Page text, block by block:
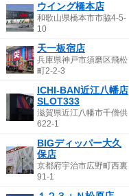
ウイング橋本店
和歌山県橋本市市脇4-5-
10
天一板宿店
兵庫県神戸市須磨区飛松
町2-2-3
ICHI-BAN近江八幡店
SLOT333
滋賀県近江八幡市千僧供
622-1
BIGディッパー大久
保店
京都府宇治市広野町西裏
91-1